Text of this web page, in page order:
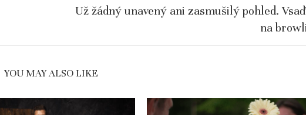
Už žádný unavený ani zasmušilý pohled.
na
YOU MAY ALSO LIKE